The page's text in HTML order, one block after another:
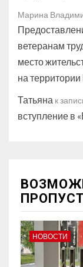
Марина
ветеранам
место
на
Татьяна к
вступление в
НОВОСТИ